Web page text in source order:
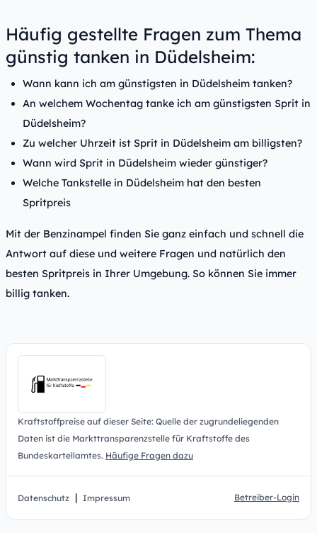
Häufig gestellte Fragen zum Thema
günstig tanken in Düdelsheim:
Wann kann ich am günstigsten in Düdelsheim tanken?
An welchem Wochentag tanke ich am günstigsten Sprit in
Düdelsheim?
Zu welcher Uhrzeit ist Sprit in Düdelsheim am billigsten?
Wann wird Sprit in Düdelsheim wieder günstiger?
Welche Tankstelle in Düdelsheim hat den besten
Spritpreis
Mit der Benzinampel finden Sie ganz einfach und schnell die
Antwort auf diese und weitere Fragen und natürlich den
besten Spritpreis in Ihrer Umgebung. So können Sie immer
billig tanken.
Kraftstoffpreise auf dieser Seite: Quelle der zugrundeliegenden
Daten ist die Markttransparenzstelle für Kraftstoffe des
Bundeskartellamtes. Häufige Fragen dazu
Datenschutz | Impressum Betreiber-Login